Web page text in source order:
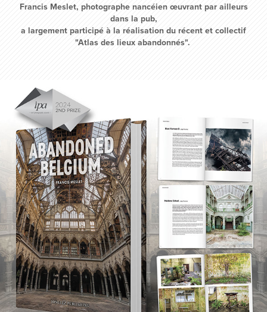
Francis Meslet, photographe nancéien œuvrant par ailleurs
dans la pub,
a largement participé à la réalisation du récent et collectif
"Atlas des lieux abandonnés".